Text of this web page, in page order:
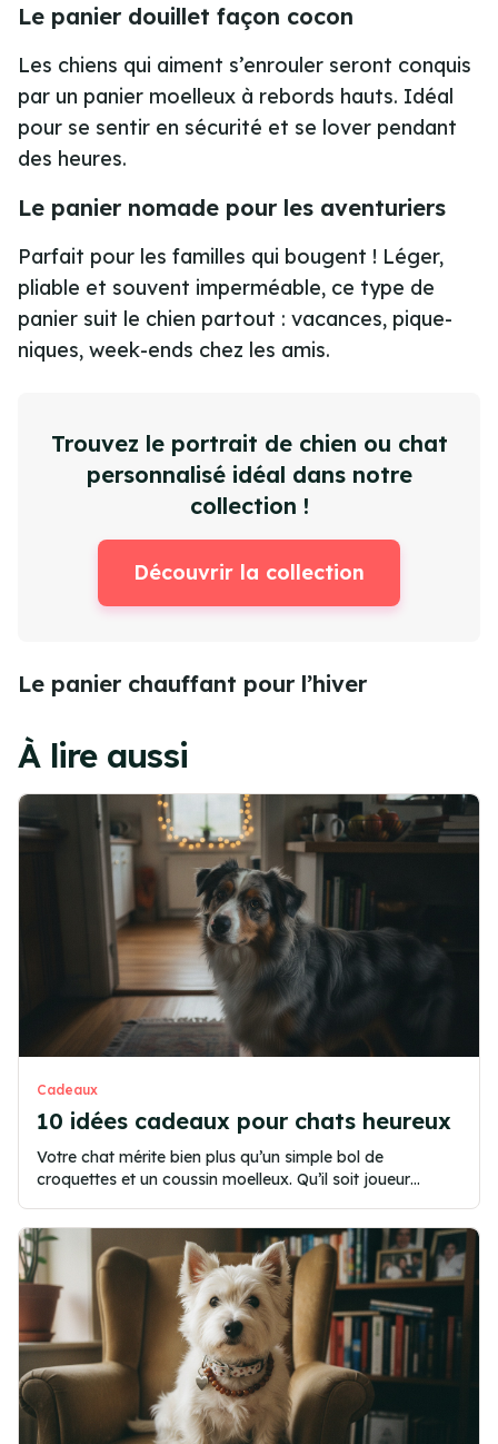
Le panier douillet façon cocon
Les chiens qui aiment s’enrouler seront conquis
par un panier moelleux à rebords hauts. Idéal
pour se sentir en sécurité et se lover pendant
des heures.
Le panier nomade pour les aventuriers
Parfait pour les familles qui bougent ! Léger,
pliable et souvent imperméable, ce type de
panier suit le chien partout : vacances, pique-
niques, week-ends chez les amis.
Trouvez le portrait de chien ou chat
personnalisé idéal dans notre
collection !
Découvrir la collection
Le panier chauffant pour l’hiver
À lire aussi
Cadeaux
10 idées cadeaux pour chats heureux
Votre chat mérite bien plus qu’un simple bol de
croquettes et un coussin moelleux. Qu’il soit joueur
explorateur de salon, chaque fé...